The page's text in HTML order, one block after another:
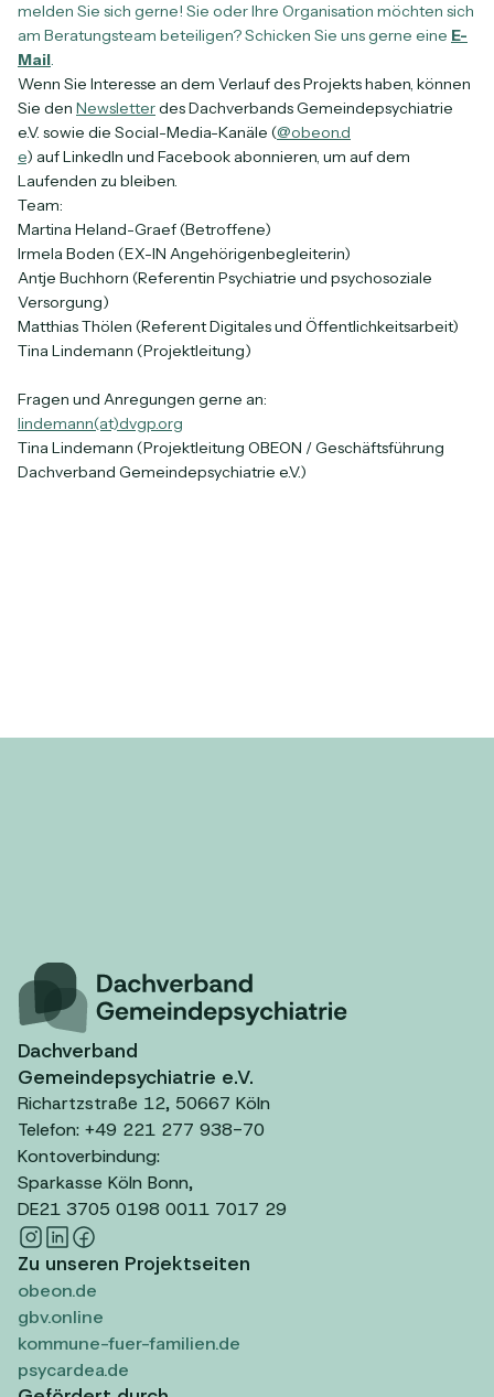
melden Sie sich gerne! Sie oder Ihre Organisation möchten sich
am Beratungsteam beteiligen? Schicken Sie uns gerne eine E-
Mail.
Wenn Sie Interesse an dem Verlauf des Projekts haben, können
Sie den Newsletterdes Dachverbands Gemeindepsychiatrie
e.V. sowie die Social-Media-Kanäle (@obeon.d
e) auf LinkedIn und Facebook abonnieren, um auf dem
Laufenden zu bleiben.
Team:
Martina Heland-Graef (Betroffene)
Irmela Boden (EX-IN Angehörigenbegleiterin)
Antje Buchhorn (Referentin Psychiatrie und psychosoziale
Versorgung)
Matthias Thölen (Referent Digitales und Öffentlichkeitsarbeit)
Tina Lindemann (Projektleitung)
Fragen und Anregungen gerne an:
lindemann(at)dvgp.org
Tina Lindemann (Projektleitung OBEON / Geschäftsführung
Dachverband Gemeindepsychiatrie e.V.)
Dachverband
Gemeindepsychiatrie e.V.
Richartzstraße 12, 50667 Köln
Telefon: +49 221 277 938-70
Kontoverbindung:
Sparkasse Köln Bonn,
DE21 3705 0198 0011 7017 29
Zu unseren Projektseiten
obeon.de
gbv.online
kommune-fuer-familien.de
psycardea.de